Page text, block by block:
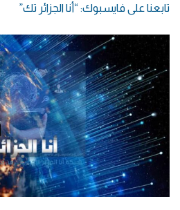
تابعنا على فايسبوك: “أنا الجزائر تك”